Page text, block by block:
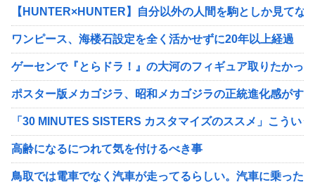
【HUNTER×HUNTER】自分以外の人間を駒としか見てな
ワンピース、海楼石設定を全く活かせずに20年以上経過
ゲーセンで『とらドラ！』の大河のフィギュア取りたかっ
ポスター版メカゴジラ、昭和メカゴジラの正統進化感がす
「30 MINUTES SISTERS カスタマイズのススメ」こうい
高齢になるにつれて気を付けるべき事
鳥取では電車でなく汽車が走ってるらしい。汽車に乗った